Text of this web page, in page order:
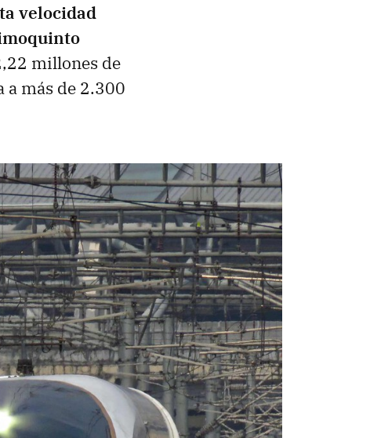
velocidad
millones de
a más de 2.300